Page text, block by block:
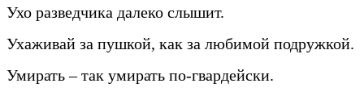
Ухо разведчика далеко слышит.
Ухаживай за пушкой, как за любимой подружкой.
Умирать – так умирать по-гвардейски.